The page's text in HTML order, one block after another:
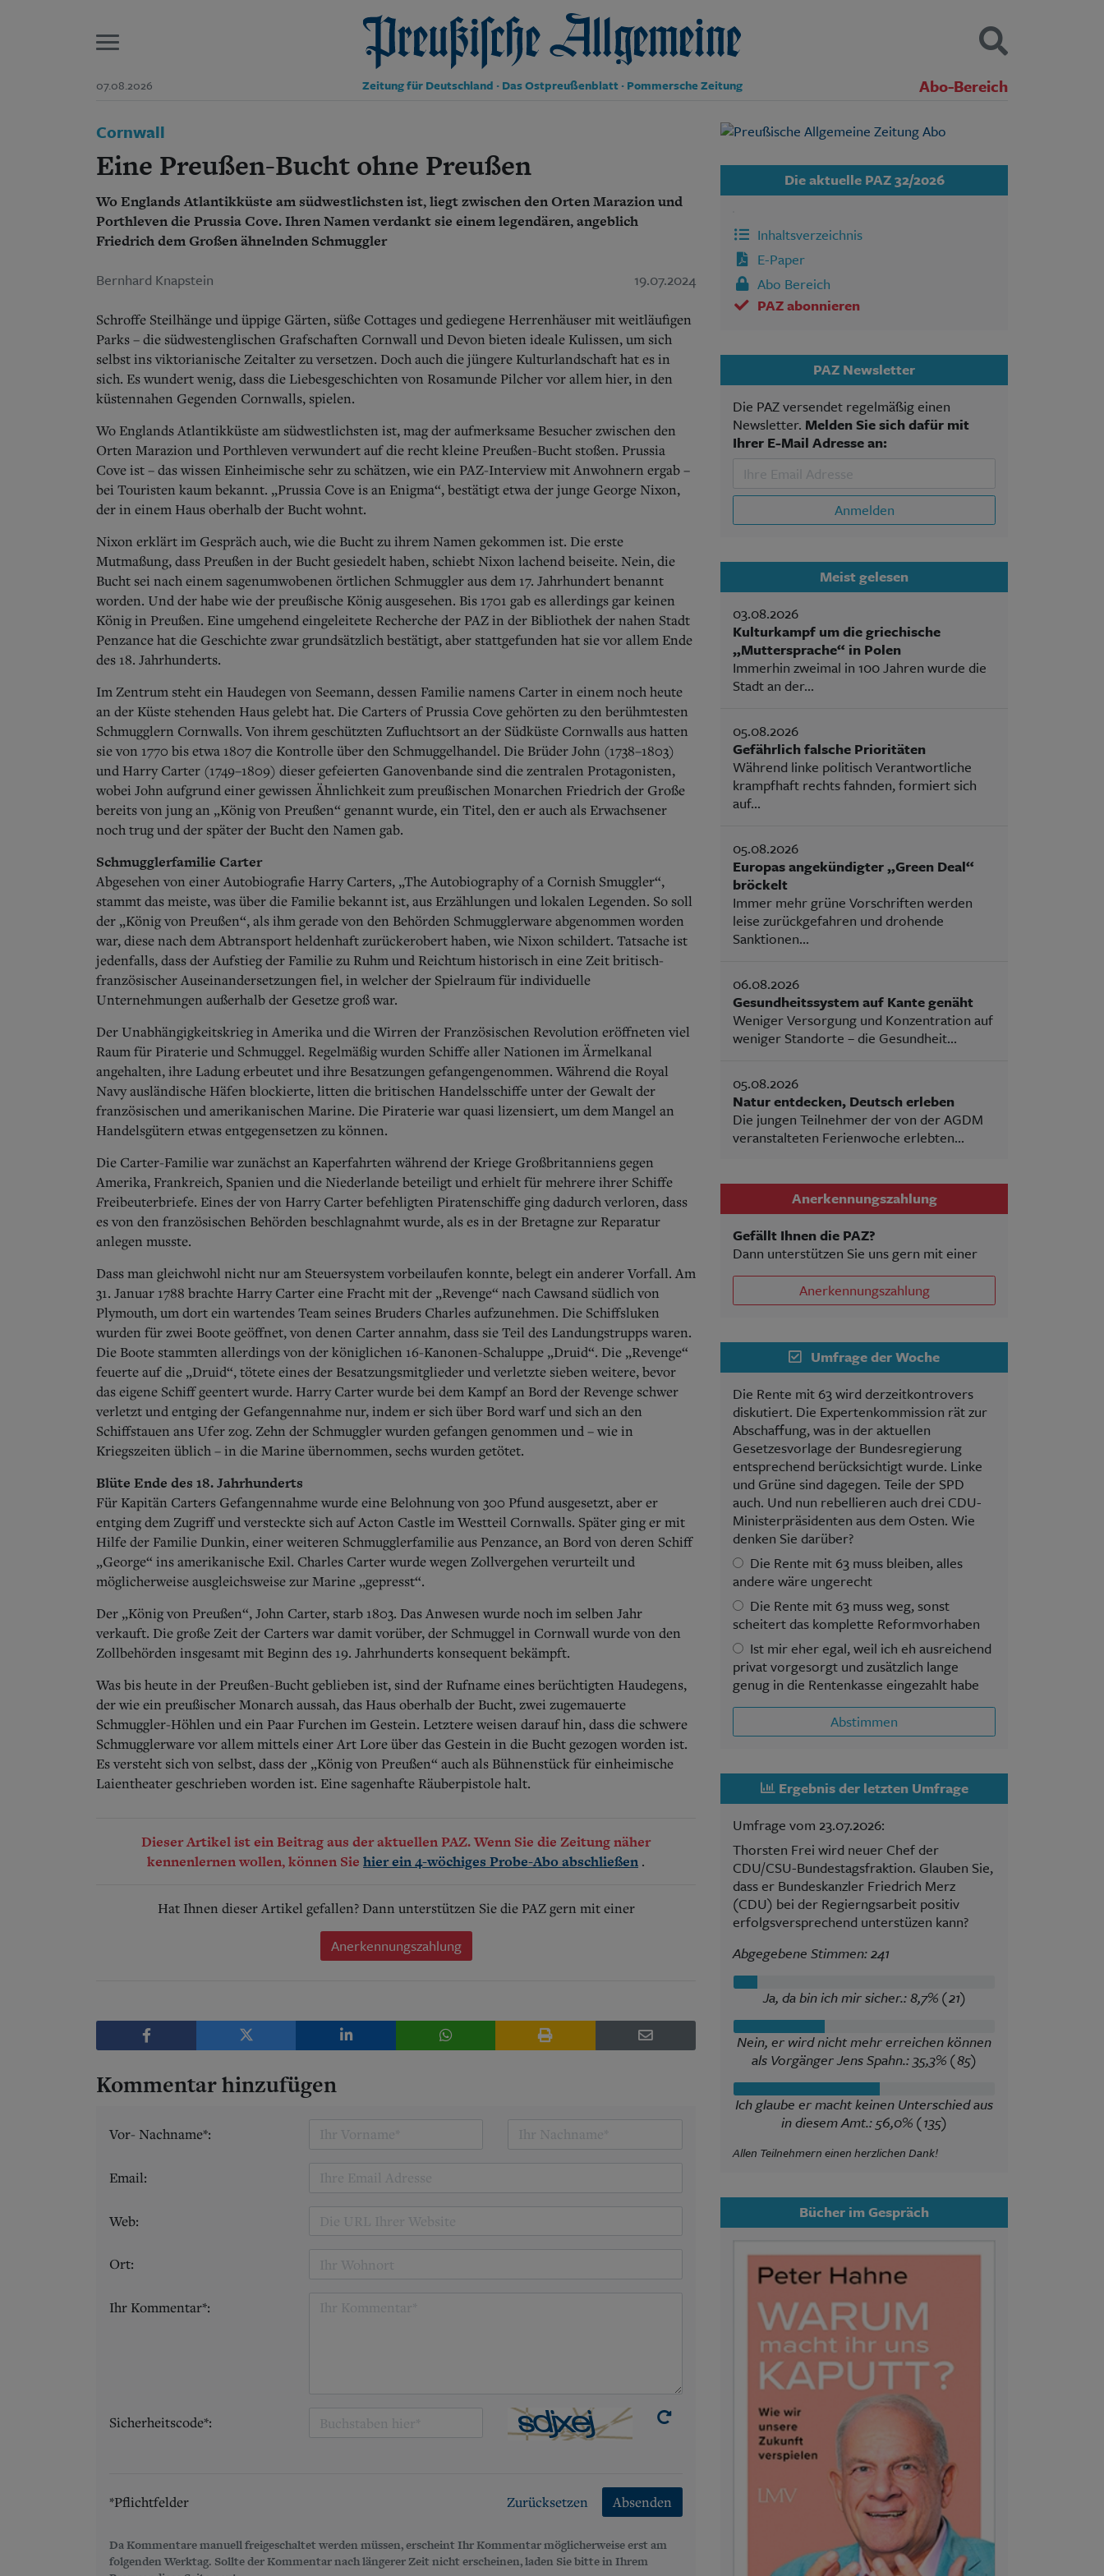
07.08.2026 Preußische Allgemeine Zeitung
Zeitung für Deutschland · Das Ostpreußenblatt · Pommersche Zeitung Abo-Bereich
Start
Aktuelle Ausgabe
Abonnent werden
Abo Prämien
Archiv
Wirtschaft
Gesellschaft
Leben
Schlesien
Danzig und Westpreußen
Bücher
Kontakt
Datenschutz
Suchen und finden
SUCHEN
Cornwall
Eine Preußen-Bucht ohne Preußen
Wo Englands Atlantikküste am südwestlichsten ist, liegt zwischen den Orten Marazion und
Porthleven die Prussia Cove. Ihren Namen verdankt sie einem legendären, angeblich
Friedrich dem Großen ähnelnden Schmuggler
Bernhard Knapstein 19.07.2024
Schroffe Steilhänge und üppige Gärten, süße Cottages und gediegene Herrenhäuser mit weitläufigen
Parks – die südwestenglischen Grafschaften Cornwall und Devon bieten ideale Kulissen, um sich
selbst ins viktorianische Zeitalter zu versetzen. Doch auch die jüngere Kulturlandschaft hat es in
sich. Es wundert wenig, dass die Liebesgeschichten von Rosamunde Pilcher vor allem hier, in den
küstennahen Gegenden Cornwalls, spielen.
Wo Englands Atlantikküste am südwestlichsten ist, mag der aufmerksame Besucher zwischen den
Orten Marazion und Porthleven verwundert auf die recht kleine Preußen-Bucht stoßen. Prussia
Cove ist – das wissen Einheimische sehr zu schätzen, wie ein PAZ-Interview mit Anwohnern ergab –
bei Touristen kaum bekannt. „Prussia Cove is an Enigma“, bestätigt etwa der junge George Nixon,
der in einem Haus oberhalb der Bucht wohnt.
Nixon erklärt im Gespräch auch, wie die Bucht zu ihrem Namen gekommen ist. Die erste
Mutmaßung, dass Preußen in der Bucht gesiedelt haben, schiebt Nixon lachend beiseite. Nein, die
Bucht sei nach einem sagenumwobenen örtlichen Schmuggler aus dem 17. Jahrhundert benannt
worden. Und der habe wie der preußische König ausgesehen. Bis 1701 gab es allerdings gar keinen
König in Preußen. Eine umgehend eingeleitete Recherche der PAZ in der Bibliothek der nahen Stadt
Penzance hat die Geschichte zwar grundsätzlich bestätigt, aber stattgefunden hat sie vor allem Ende
des 18. Jahrhunderts.
Im Zentrum steht ein Haudegen von Seemann, dessen Familie namens Carter in einem noch heute
an der Küste stehenden Haus gelebt hat. Die Carters of Prussia Cove gehörten zu den berühmtesten
Schmugglern Cornwalls. Von ihrem geschützten Zufluchtsort an der Südküste Cornwalls aus hatten
sie von 1770 bis etwa 1807 die Kontrolle über den Schmuggelhandel. Die Brüder John (1738–1803)
und Harry Carter (1749–1809) dieser gefeierten Ganovenbande sind die zentralen Protagonisten,
wobei John aufgrund einer gewissen Ähnlichkeit zum preußischen Monarchen Friedrich der Große
bereits von jung an „König von Preußen“ genannt wurde, ein Titel, den er auch als Erwachsener
noch trug und der später der Bucht den Namen gab.
Schmugglerfamilie Carter
Abgesehen von einer Autobiografie Harry Carters, „The Autobiography of a Cornish Smuggler“,
stammt das meiste, was über die Familie bekannt ist, aus Erzählungen und lokalen Legenden. So soll
der „König von Preußen“, als ihm gerade von den Behörden Schmugglerware abgenommen worden
war, diese nach dem Abtransport heldenhaft zurückerobert haben, wie Nixon schildert. Tatsache ist
jedenfalls, dass der Aufstieg der Familie zu Ruhm und Reichtum historisch in eine Zeit britisch-
französischer Auseinandersetzungen fiel, in welcher der Spielraum für individuelle
Unternehmungen außerhalb der Gesetze groß war.
Der Unabhängigkeitskrieg in Amerika und die Wirren der Französischen Revolution eröffneten viel
Raum für Piraterie und Schmuggel. Regelmäßig wurden Schiffe aller Nationen im Ärmelkanal
angehalten, ihre Ladung erbeutet und ihre Besatzungen gefangengenommen. Während die Royal
Navy ausländische Häfen blockierte, litten die britischen Handelsschiffe unter der Gewalt der
französischen und amerikanischen Marine. Die Piraterie war quasi lizensiert, um dem Mangel an
Handelsgütern etwas entgegensetzen zu können.
Die Carter-Familie war zunächst an Kaperfahrten während der Kriege Großbritanniens gegen
Amerika, Frankreich, Spanien und die Niederlande beteiligt und erhielt für mehrere ihrer Schiffe
Freibeuterbriefe. Eines der von Harry Carter befehligten Piratenschiffe ging dadurch verloren, dass
es von den französischen Behörden beschlagnahmt wurde, als es in der Bretagne zur Reparatur
anlegen musste.
Dass man gleichwohl nicht nur am Steuersystem vorbeilaufen konnte, belegt ein anderer Vorfall. Am
31. Januar 1788 brachte Harry Carter eine Fracht mit der „Revenge“ nach Cawsand südlich von
Plymouth, um dort ein wartendes Team seines Bruders Charles aufzunehmen. Die Schiffsluken
wurden für zwei Boote geöffnet, von denen Carter annahm, dass sie Teil des Landungstrupps waren.
Die Boote stammten allerdings von der königlichen 16-Kanonen-Schaluppe „Druid“. Die „Revenge“
feuerte auf die „Druid“, tötete eines der Besatzungsmitglieder und verletzte sieben weitere, bevor
das eigene Schiff geentert wurde. Harry Carter wurde bei dem Kampf an Bord der Revenge schwer
verletzt und entging der Gefangennahme nur, indem er sich über Bord warf und sich an den
Schiffstauen ans Ufer zog. Zehn der Schmuggler wurden gefangen genommen und – wie in
Kriegszeiten üblich – in die Marine übernommen, sechs wurden getötet.
Blüte Ende des 18. Jahrhunderts
Für Kapitän Carters Gefangennahme wurde eine Belohnung von 300 Pfund ausgesetzt, aber er
entging dem Zugriff und versteckte sich auf Acton Castle im Westteil Cornwalls. Später ging er mit
Hilfe der Familie Dunkin, einer weiteren Schmugglerfamilie aus Penzance, an Bord von deren Schiff
„George“ ins amerikanische Exil. Charles Carter wurde wegen Zollvergehen verurteilt und
möglicherweise ausgleichsweise zur Marine „gepresst“.
Der „König von Preußen“, John Carter, starb 1803. Das Anwesen wurde noch im selben Jahr
verkauft. Die große Zeit der Carters war damit vorüber, der Schmuggel in Cornwall wurde von den
Zollbehörden insgesamt mit Beginn des 19. Jahrhunderts konsequent bekämpft.
Was bis heute in der Preußen-Bucht geblieben ist, sind der Rufname eines berüchtigten Haudegens,
der wie ein preußischer Monarch aussah, das Haus oberhalb der Bucht, zwei zugemauerte
Schmuggler-Höhlen und ein Paar Furchen im Gestein. Letztere weisen darauf hin, dass die schwere
Schmugglerware vor allem mittels einer Art Lore über das Gestein in die Bucht gezogen worden ist.
Es versteht sich von selbst, dass der „König von Preußen“ auch als Bühnenstück für einheimische
Laientheater geschrieben worden ist. Eine sagenhafte Räuberpistole halt.
Dieser Artikel ist ein Beitrag aus der aktuellen PAZ. Wenn Sie die Zeitung näher
kennenlernen wollen, können Sie hier ein 4-wöchiges Probe-Abo abschließen .
Hat Ihnen dieser Artikel gefallen? Dann unterstützen Sie die PAZ gern mit einer
Anerkennungszahlung
Kommentar hinzufügen
Vor- Nachname*:
Email:
Web:
Ort:
Ihr Kommentar*:
Sicherheitscode*:
*Pflichtfelder Zurücksetzen Absenden
Da Kommentare manuell freigeschaltet werden müssen, erscheint Ihr Kommentar möglicherweise erst am
folgenden Werktag. Sollte der Kommentar nach längerer Zeit nicht erscheinen, laden Sie bitte in Ihrem
Die aktuelle PAZ 32/2026
Inhaltsverzeichnis
E-Paper
Abo Bereich
PAZ abonnieren
PAZ Newsletter
Die PAZ versendet regelmäßig einen
Newsletter. Melden Sie sich dafür mit
Ihrer E-Mail Adresse an:
Anmelden
Meist gelesen
03.08.2026
Kulturkampf um die griechische
„Muttersprache“ in Polen
Immerhin zweimal in 100 Jahren wurde die
Stadt an der...
05.08.2026
Gefährlich falsche Prioritäten
Während linke politisch Verantwortliche
krampfhaft rechts fahnden, formiert sich
auf...
05.08.2026
Europas angekündigter „Green Deal“
bröckelt
Immer mehr grüne Vorschriften werden
leise zurückgefahren und drohende
Sanktionen...
06.08.2026
Gesundheitssystem auf Kante genäht
Weniger Versorgung und Konzentration auf
weniger Standorte – die Gesundheit...
05.08.2026
Natur entdecken, Deutsch erleben
Die jungen Teilnehmer der von der AGDM
veranstalteten Ferienwoche erlebten...
Anerkennungszahlung
Gefällt Ihnen die PAZ?
Dann unterstützen Sie uns gern mit einer
Anerkennungszahlung
Umfrage der Woche
Die Rente mit 63 wird derzeitkontrovers
diskutiert. Die Expertenkommission rät zur
Abschaffung, was in der aktuellen
Gesetzesvorlage der Bundesregierung
entsprechend berücksichtigt wurde. Linke
und Grüne sind dagegen. Teile der SPD
auch. Und nun rebellieren auch drei CDU-
Ministerpräsidenten aus dem Osten. Wie
denken Sie darüber?
Die Rente mit 63 muss bleiben, alles
andere wäre ungerecht
Die Rente mit 63 muss weg, sonst
scheitert das komplette Reformvorhaben
Ist mir eher egal, weil ich eh ausreichend
privat vorgesorgt und zusätzlich lange
genug in die Rentenkasse eingezahlt habe
Abstimmen
Ergebnis der letzten Umfrage
Umfrage vom 23.07.2026:
Thorsten Frei wird neuer Chef der
CDU/CSU-Bundestagsfraktion. Glauben Sie,
dass er Bundeskanzler Friedrich Merz
(CDU) bei der Regierngsarbeit positiv
erfolgsversprechend unterstüzen kann?
Abgegebene Stimmen: 241
Ja, da bin ich mir sicher.: 8,7% (21)
Nein, er wird nicht mehr erreichen können
als Vorgänger Jens Spahn.: 35,3% (85)
Ich glaube er macht keinen Unterschied aus
in diesem Amt.: 56,0% (135)
Allen Teilnehmern einen herzlichen Dank!
Bücher im Gespräch